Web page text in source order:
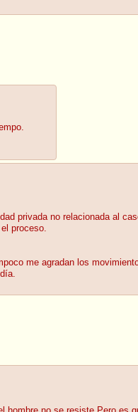
privada no relacionada al
proceso.
me agradan los